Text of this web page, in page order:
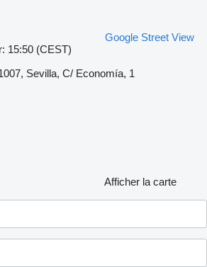
Google Street View
15:50 (CEST)
Sevilla, C/ Economía, 1
Afficher la carte